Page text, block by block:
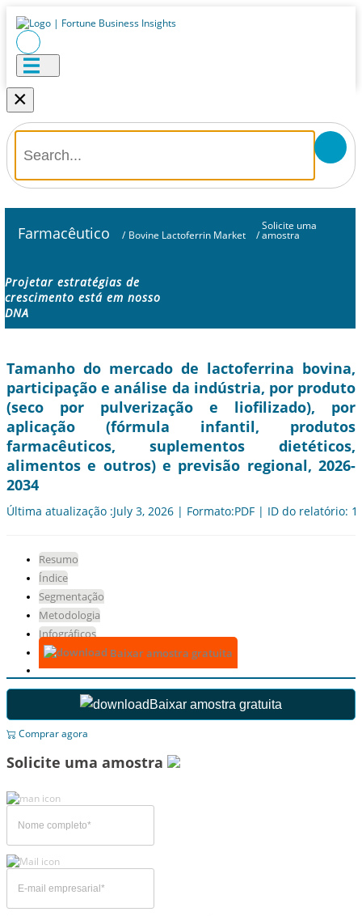
×
Farmacêutico / Bovine Lactoferrin Market /
Solicite uma
amostra
Projetar estratégias de
crescimento está em nosso
DNA
Tamanho do mercado de lactoferrina bovina,
participação e análise da indústria, por produto
(seco por pulverização e liofilizado), por
aplicação (fórmula infantil, produtos
farmacêuticos, suplementos dietéticos,
alimentos e outros) e previsão regional, 2026-
2034
Última atualização :July 3, 2026 | Formato:PDF | ID do relatório:
Resumo
Índice
Segmentação
Metodologia
Infográficos
Baixar amostra gratuita
Baixar amostra gratuita
Comprar agora
Solicite uma amostra